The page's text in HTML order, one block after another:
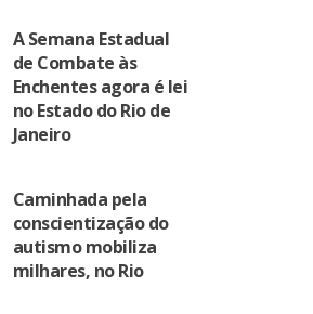
A Semana Estadual
de Combate às
Enchentes agora é lei
no Estado do Rio de
Janeiro
Caminhada pela
conscientização do
autismo mobiliza
milhares, no Rio